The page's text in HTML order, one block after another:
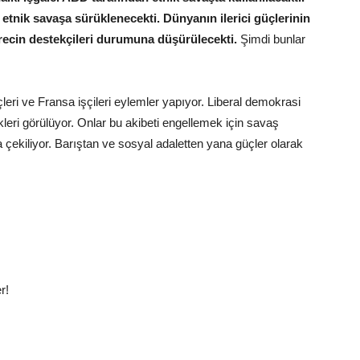
savaşa sürüklenecekti. Dünyanın ilerici güçlerinin
destekçileri durumuna düşürülecekti. Şimdi bunlar
ve Fransa işçileri eylemler yapıyor. Liberal demokrasi
görülüyor. Onlar bu akibeti engellemek için savaş
çekiliyor. Barıştan ve sosyal adaletten yana güçler olarak